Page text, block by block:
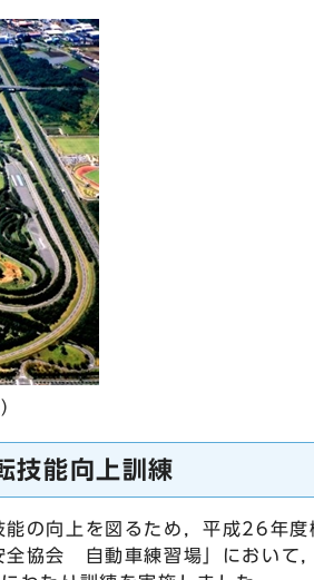
技能向上訓練
の向上を図るため，平成26年
全協会 自動車練習場」において